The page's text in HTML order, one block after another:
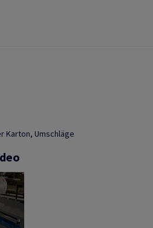
Karton, Umschläge